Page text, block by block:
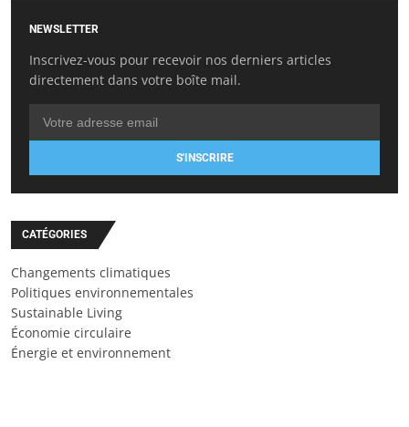
NEWSLETTER
Inscrivez-vous pour recevoir nos derniers articles
directement dans votre boîte mail.
S'INSCRIRE
CATÉGORIES
Changements climatiques
Politiques environnementales
Sustainable Living
Économie circulaire
Énergie et environnement